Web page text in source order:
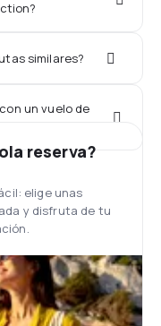
similares?
un vuelo de
reserva?
elige unas
y disfruta de tu